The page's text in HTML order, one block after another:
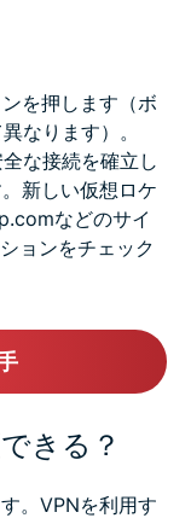
を押します（ボ
なります）。
な接続を確立し
新しい仮想ロケ
などのサイ
ョンをチェック
きる？
。VPNを利用す